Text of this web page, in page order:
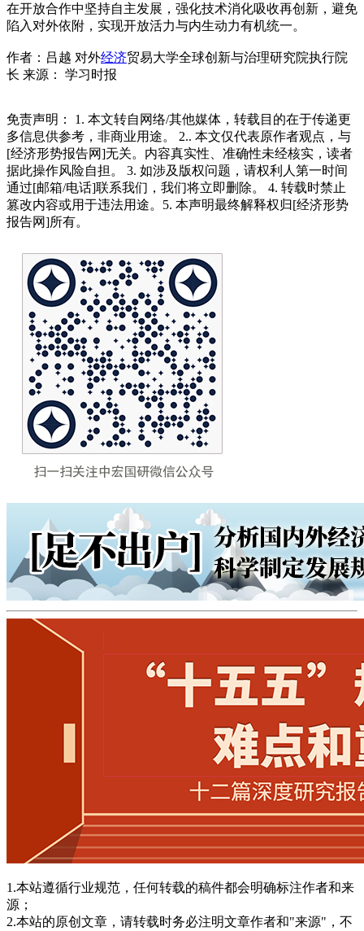
在开放合作中坚持自主发展，强化技术消化吸收再创新，避免
陷入对外依附，实现开放活力与内生动力有机统一。
作者：吕越 对外经济贸易大学全球创新与治理研究院执行院
长 来源： 学习时报
免责声明： 1. 本文转自网络/其他媒体，转载目的在于传递更
多信息供参考，非商业用途。 2.. 本文仅代表原作者观点，与
[经济形势报告网]无关。内容真实性、准确性未经核实，读者
据此操作风险自担。 3. 如涉及版权问题，请权利人第一时间
通过[邮箱/电话]联系我们，我们将立即删除。 4. 转载时禁止
篡改内容或用于违法用途。5. 本声明最终解释权归[经济形势
报告网]所有。
1.本站遵循行业规范，任何转载的稿件都会明确标注作者和来
源；
2.本站的原创文章，请转载时务必注明文章作者和"来源"，不